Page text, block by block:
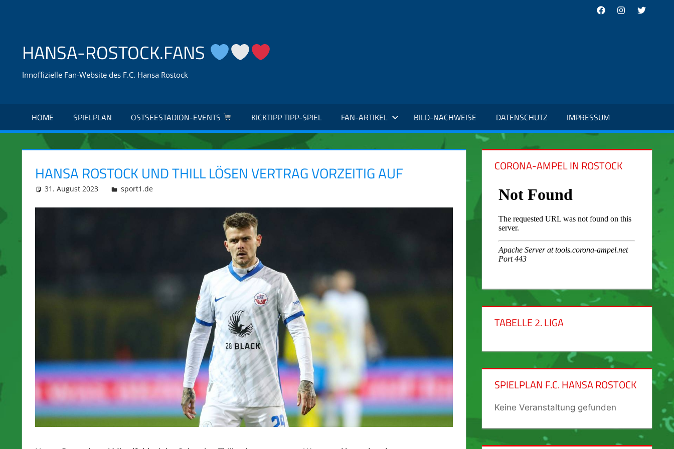
FacebookInstagram
Twitter
HANSA-ROSTOCK.FANS
Innoffizielle Fan-Website des F.C. Hansa Rostock
HOME SPIELPLAN OSTSEESTADION-EVENTS KICKTIPP TIPP-SPIEL FAN-ARTIKEL BILD-NACHWEISE DATENSCHUTZ IMPRESSUM
HANSA ROSTOCK UND THILL LÖSEN VERTRAG VORZEITIG AUF
31. August 2023 integromat
sport1.de
CORONA-AMPEL IN ROSTOCK
TABELLE 2. LIGA
SPIELPLAN F.C. HANSA ROSTOCK
Keine Veranstaltung gefunden